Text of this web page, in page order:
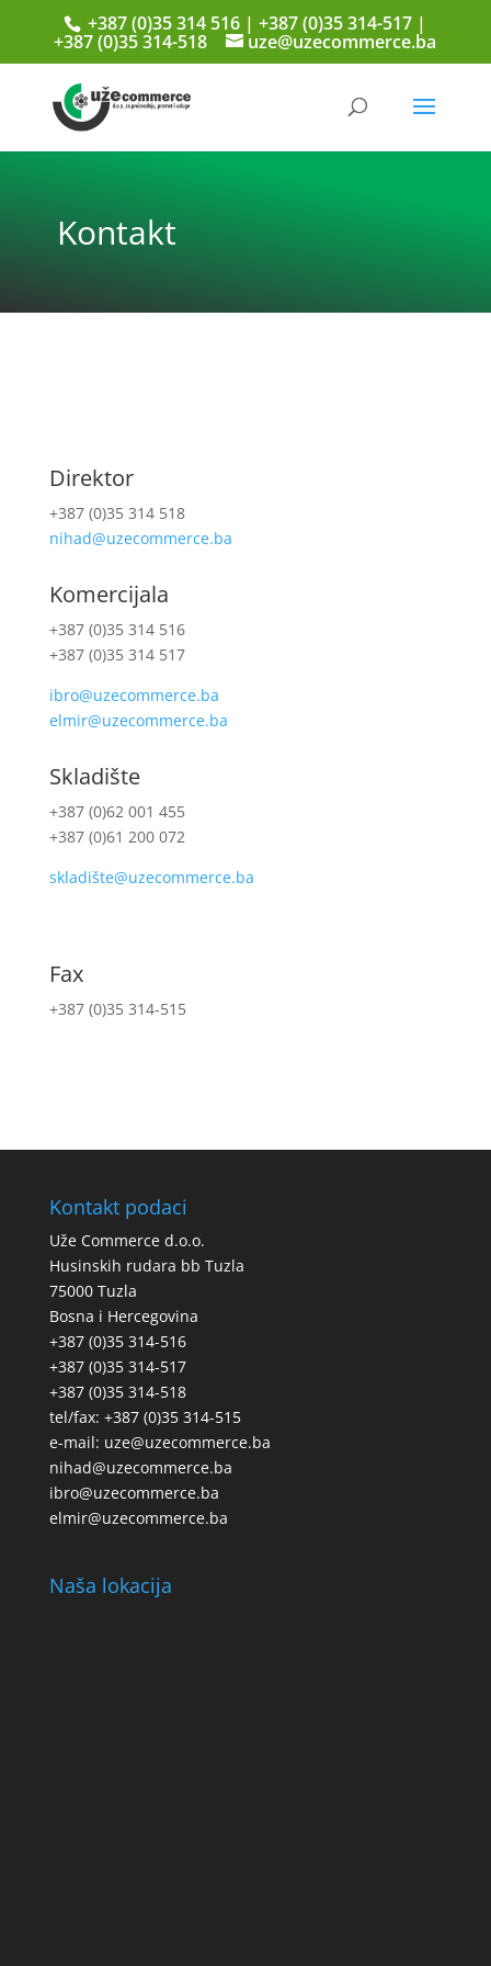
+387 (0)35 314 516 | +387 (0)35 314-517 |
+387 (0)35 314-518 uze@uzecommerce.ba
Kontakt
Direktor
+387 (0)35 314 518
nihad@uzecommerce.ba
Komercijala
+387 (0)35 314 516
+387 (0)35 314 517
ibro@uzecommerce.ba
elmir@uzecommerce.ba
Skladište
+387 (0)62 001 455
+387 (0)61 200 072
skladište@uzecommerce.ba
Fax
+387 (0)35 314-515
Kontakt podaci
Uže Commerce d.o.o.
Husinskih rudara bb Tuzla
75000 Tuzla
Bosna i Hercegovina
+387 (0)35 314-516
+387 (0)35 314-517
+387 (0)35 314-518
tel/fax: +387 (0)35 314-515
e-mail: uze@uzecommerce.ba
nihad@uzecommerce.ba
ibro@uzecommerce.ba
elmir@uzecommerce.ba
Naša lokacija